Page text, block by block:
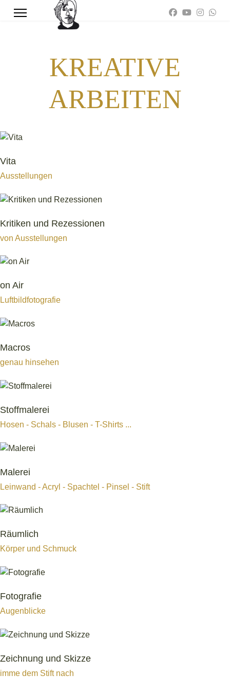
KREATIVE
ARBEITEN
Vita
Ausstellungen
Kritiken und Rezessionen
von Ausstellungen
on Air
Luftbildfotografie
Macros
genau hinsehen
Stoffmalerei
Hosen - Schals - Blusen - T-Shirts ...
Malerei
Leinwand - Acryl - Spachtel - Pinsel - Stift
Räumlich
Körper und Schmuck
Fotografie
Augenblicke
Zeichnung und Skizze
imme dem Stift nach